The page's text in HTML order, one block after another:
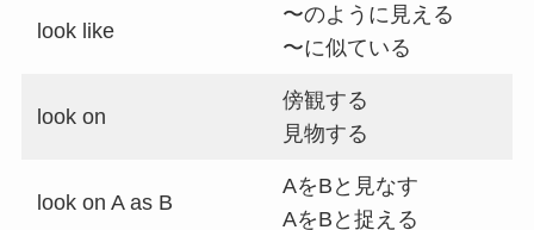
look like
〜のように見える
〜に似ている
look on
傍観する
見物する
look on A as B
AをBと見なす
AをBと捉える